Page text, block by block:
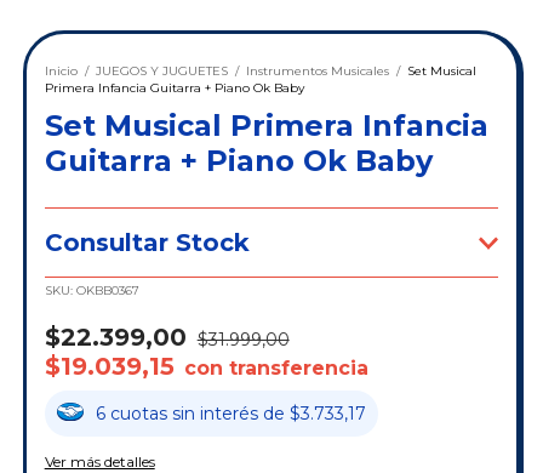
Inicio / JUEGOS Y JUGUETES / Instrumentos Musicales / Set Musical
Primera Infancia Guitarra + Piano Ok Baby
Set Musical Primera Infancia
Guitarra + Piano Ok Baby
Consultar Stock
SKU: OKBB0367
$22.399,00 $31.999,00
$19.039,15 con transferencia
6 cuotas sin interés de $3.733,17
Ver más detalles